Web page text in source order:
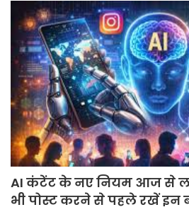
AI कंटेंट के नए नियम आज से
भी पोस्ट करने से पहले रखें इन